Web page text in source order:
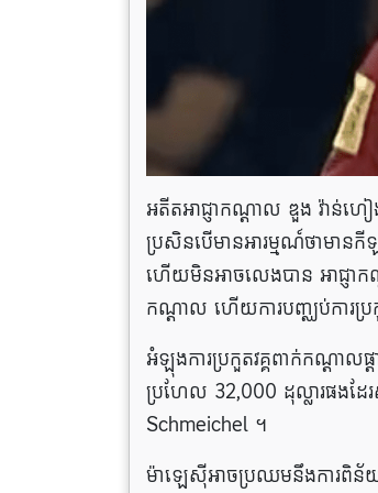
អតីត​អាជ្ញាកណ្តាល ឌួង វ៉ាន់
ប្រសិនបើមានអារម្មណ៍ថាមាន
ហើយមិនអាចលេងបាន អាជ្ញាក
កណ្តាល ហើយ​ការ​បញ្ឈប់​ការ​
អំឡុងការប្រកួតវគ្គពាក់កណ្តាល
ប្រហែល 32,000 ដុល្លារផងដែ
Schmeichel ។
ម៉ាឡេស៊ីអាចប្រឈមនឹងការពិន័យ